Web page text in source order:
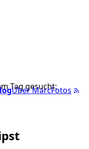
Über MarcFotos
Tag gesucht: